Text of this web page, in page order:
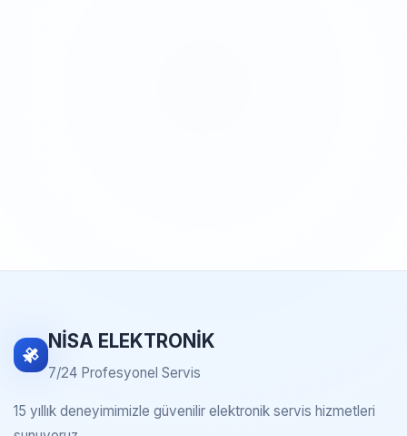
NİSA ELEKTRONİK
7/24 Profesyonel Servis
15 yıllık deneyimimizle güvenilir elektronik servis hizmetleri